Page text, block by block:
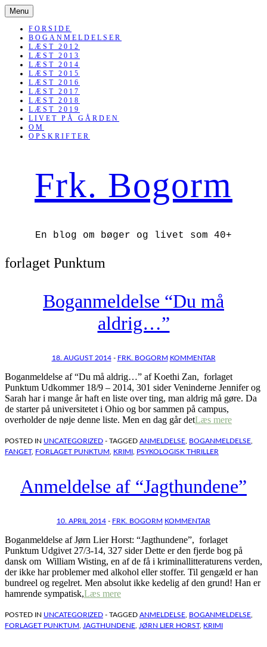
Menu SKIP
TO
CONTENT
FORSIDE
BOGANMELDELSER
LÆST 2012
LÆST 2013
LÆST 2014
LÆST 2015
LÆST 2016
LÆST 2017
LÆST 2018
LÆST 2019
LIVET PÅ GÅRDEN
OM
OPSKRIFTER
Frk. Bogorm
En blog om bøger og livet som 40+
forlaget Punktum
Boganmeldelse “Du må
aldrig…”
18. AUGUST 2014- FRK. BOGORM KOMMENTAR
Boganmeldelse af “Du må aldrig…” af Koethi Zan, forlaget
Punktum Udkommer 18/9 – 2014, 301 sider Veninderne Jennifer og
Sarah har i mange år haft en liste over ting, man aldrig må gøre. Da
de starter på universitetet i Ohio og bor sammen på campus,
overholder de nøje denne liste. Men en dag går detLæs mere
POSTED IN UNCATEGORIZED - TAGGED ANMELDELSE BOGANMELDELSE
FANGET, FORLAGET PUNKTUM KRIMI PSYKOLOGISK THRILLER
Anmeldelse af “Jagthundene”
10. APRIL 2014 - FRK. BOGORM KOMMENTAR
Boganmeldelse af Jørn Lier Horst: “Jagthundene”, forlaget
Punktum Udgivet 27/3-14, 327 sider Dette er den fjerde bog på
dansk om William Wisting, en af de få i kriminallitteraturens verden,
der ikke har problemer med alkohol eller stoffer. Til gengæld er han
bundreel og regelret. Men absolut ikke kedelig af den grund! Han er
hamrende sympatisk,Læs mere
POSTED IN UNCATEGORIZED - TAGGED ANMELDELSE BOGANMELDELSE
FORLAGET PUNKTUM
JAGTHUNDENE JØRN LIER HORST, KRIMI